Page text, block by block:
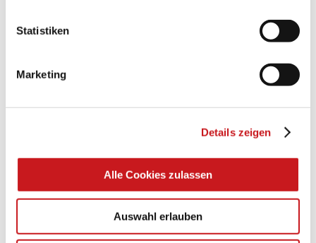
Statistiken
Marketing
Details zeigen
Alle Cookies zulassen
Auswahl erlauben
Glänzende Ideen mit wasserfestem Papier. Perfekt zu
Zu allen Tipps